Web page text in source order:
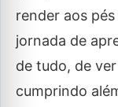
render aos
jornada de
de tudo, de
cumprindo